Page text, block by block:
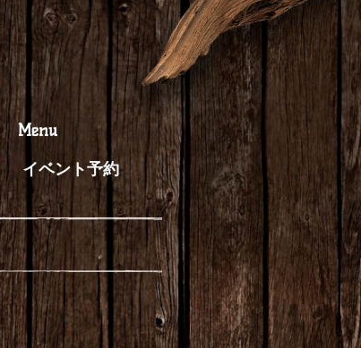
Menu
イベント予約